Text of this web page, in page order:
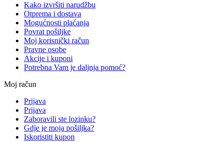
Kako izvršiti narudžbu
Otprema i dostava
Mogućnosti plaćanja
Povrat pošiljke
Moj korisnički račun
Pravne osobe
Akcije i kuponi
Potrebna Vam je daljnja pomoć?
Moj račun
Prijava
Prijava
Zaboravili ste lozinku?
Gdje je moja pošiljka?
Iskoristiti kupon